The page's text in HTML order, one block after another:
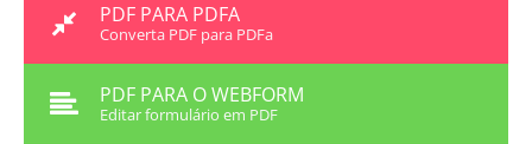
PDF PARA PDFA
Converta PDF para PDFa
PDF PARA O WEBFORM
Editar formulário em PDF